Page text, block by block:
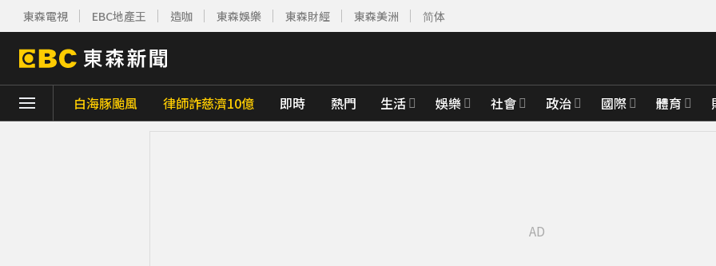
東森電視 EBC地產王 造咖 東森娛樂 東森財經 東森美洲 简体
白海豚颱風 律師詐慈濟10億 即時 熱門 生活 娛樂 社會 政治 國際 體育